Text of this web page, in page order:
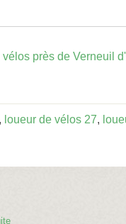
vélos près de Verneuil
, loueur de vélos 27,